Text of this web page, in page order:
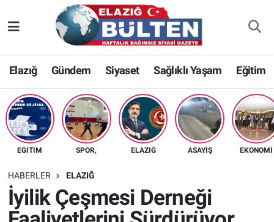
Elazığ Gündem Siyaset Sağlıklı Yaşam Eğitim
EĞITIM SPOR, ELAZIĞ ASAYIŞ EKONOMI
HABERLER ELAZIĞ
İyilik Çeşmesi Derneği
Asayiş
Bilim-Teknoloji
Eğitim
Ekonomi
Elazığ
Gündem
Nöbetçi Eczaneler
Hava Durumu
Namaz Vakitleri
Trafik Durumu
Süper Lig Puan Durumu ve Fikstür
Tüm Manşetler